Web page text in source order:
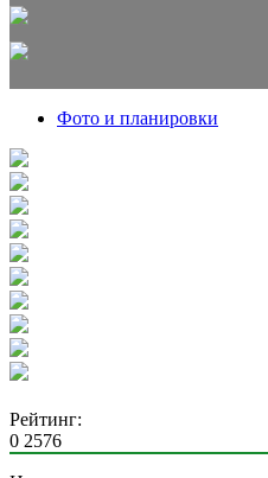
Фото и планировки
Рейтинг:
0 2576